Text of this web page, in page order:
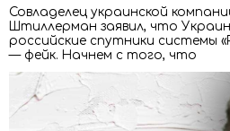
Совладелец украинской
Штиллерман заявил, что
российские спутники системы
— фейк. Начнем с того, что